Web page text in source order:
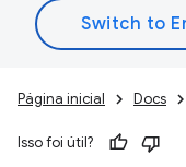
Página inicial Docs
Isso foi útil?